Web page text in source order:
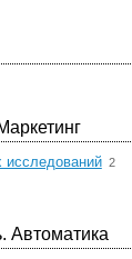
2
Автоматика